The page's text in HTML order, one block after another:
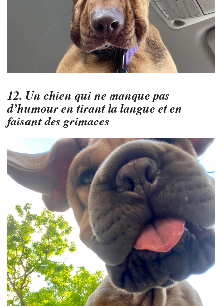
12. Un chien qui ne manque pas
d’humour en tirant la langue et en
faisant des grimaces